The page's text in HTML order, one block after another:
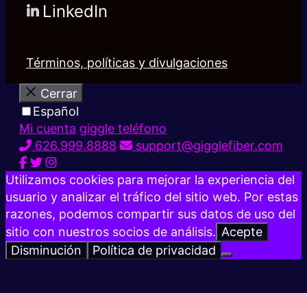
LinkedIn
Términos, políticas y divulgaciones
Cerrar
Español
Mi cuenta giggle teléfono
626.999.8888
support@gigglefiber.com
Utilizamos cookies para mejorar la experiencia del
usuario y analizar el tráfico del sitio web. Por estas
razones, podemos compartir sus datos de uso del
sitio con nuestros socios de análisis. Acepte
Disminución
Política de privacidad